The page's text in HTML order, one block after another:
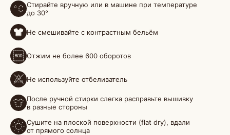
Стирайте вручную или в машине при температуре
до 30°
Не смешивайте с контрастным бельём
Отжим не более 600 оборотов
Не используйте отбеливатель
После ручной стирки слегка расправьте вышивку
в разные стороны
Сушите на плоской поверхности (flat dry), вдали
от прямого солнца
БОЛЕЕ 50 000 ДРУЗЕЙ VKARMANE ПО ВСЕЙ СТРАНЕ
Истории, которые мы носим «в кармане»